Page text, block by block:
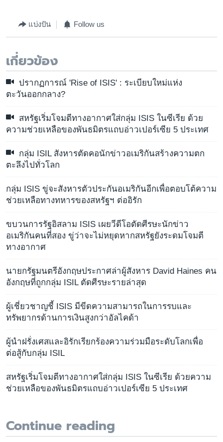
แบ่งปัน Follow us
เกี่ยวข้อง
ปรากฏการณ์ 'Rise of ISIS' : ระเบียบใหม่แห่ง
ตะวันออกกลาง?
สหรัฐเริ่มโจมตีทางอากาศใส่กลุ่ม ISIS ในซีเรีย ด้วย
ความช่วยเหลือของพันธมิตรแถบอ่าวเปอร์เซีย 5 ประเทศ
กลุ่ม ISIL สังหารตัดคอนักข่าวอเมริกันสร้างความตก
ตะลึงไปทั่วโลก
กลุ่ม ISIS ขู่จะสังหารตัวประกันอเมริกันอีกเพื่อตอบโต้ความ
ช่วยเหลือทางทหารของสหรัฐฯ ต่ออิรัก
ขบวนการรัฐอิสลาม ISIS เผยวีดีโอตัดศีรษะนักข่าว
อเมริกันคนที่สอง ขู่ว่าจะไม่หยุดหากสหรัฐยังระดมโจมตี
ทางอากาศ
นายกรัฐมนตรีอังกฤษประกาศล่าผู้สังหาร David Haines คน
อังกฤษที่ถูกกลุ่ม ISIL ตัดศีรษะรายล่าสุด
ผู้เชี่ยวชาญชี้ ISIS มีขีดความสามารถในการรบและ
ทรัพยากรด้านการเงินสูงกว่าอัลไคด้า
ผู้นำฝรั่งเศสและอิรักเรียกร้องความร่วมมือระดับโลกเพื่อ
ต่อสู้กับกลุ่ม ISIL
สหรัฐเริ่มโจมตีทางอากาศใส่กลุ่ม ISIS ในซีเรีย ด้วยความ
ช่วยเหลือของพันธมิตรแถบอ่าวเปอร์เซีย 5 ประเทศ
Continue reading